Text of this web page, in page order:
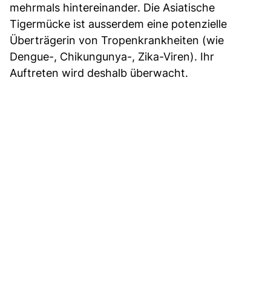
mehrmals hintereinander. Die Asiatische
Tigermücke ist ausserdem eine potenzielle
Überträgerin von Tropenkrankheiten (wie
Dengue-, Chikungunya-, Zika-Viren). Ihr
Auftreten wird deshalb überwacht.